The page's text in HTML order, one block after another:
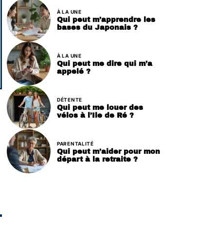
À LA UNE
Qui peut m’apprendre les
bases du Japonais ?
À LA UNE
Qui peut me dire qui m’a
appelé ?
DÉTENTE
Qui peut me louer des
vélos à l’Ile de Ré ?
PARENTALITÉ
Qui peut m’aider pour mon
départ à la retraite ?